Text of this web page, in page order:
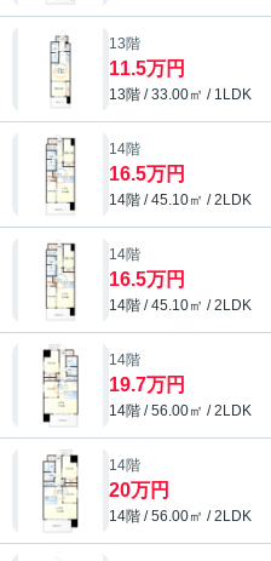
13階
11.5万円
13階 / 33.00㎡ / 1LDK
14階
16.5万円
14階 / 45.10㎡ / 2LDK
14階
16.5万円
14階 / 45.10㎡ / 2LDK
14階
19.7万円
14階 / 56.00㎡ / 2LDK
14階
20万円
14階 / 56.00㎡ / 2LDK